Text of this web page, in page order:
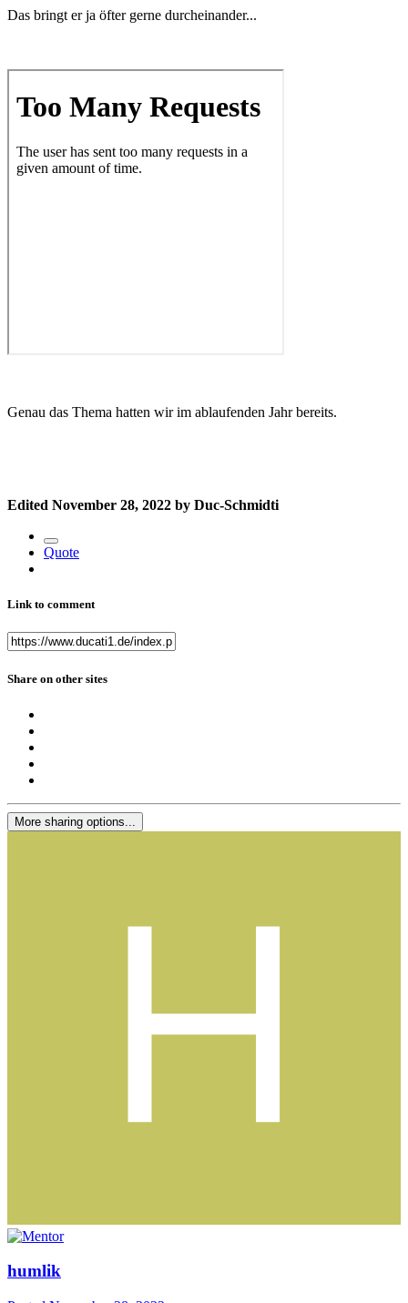
Das bringt er ja öfter gerne durcheinander...
Genau das Thema hatten wir im ablaufenden Jahr bereits.
Edited November 28, 2022 by Duc-Schmidti
Quote
Link to comment
Share on other sites
More sharing options...
humlik